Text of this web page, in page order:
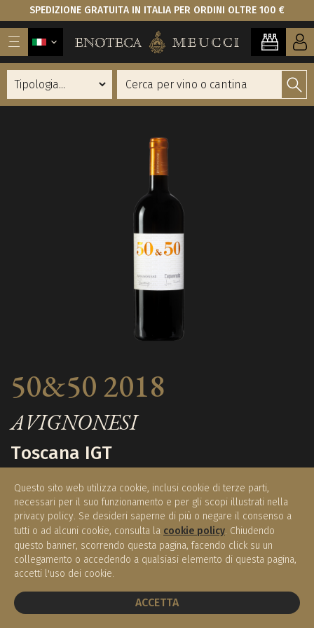
Questo sito web utilizza cookie, inclusi cookie di terze parti,
necessari per il suo funzionamento e per gli scopi illustrati nella
privacy policy. Se desideri saperne di più o negare il consenso a
tutti o ad alcuni cookie, consulta la cookie policy. Chiudendo
questo banner, scorrendo questa pagina, facendo click su un
collegamento o accedendo a qualsiasi elemento di questa pagina,
accetti l'uso dei cookie.
ACCETTA
SPEDIZIONE GRATUITA IN ITALIA PER ORDINI OLTRE 100 €
50&50 2018
AVIGNONESI
Toscana IGT
€ 145,00(0.75 l) Disponibile
ACQUISTA
PRENOTA UN TAVOLO